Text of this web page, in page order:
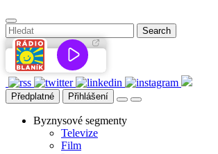
Předplatné Přihlášení
Byznysové segmenty
Televize
Film